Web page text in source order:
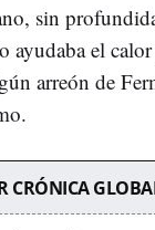
sin
ayudaba el
arreón de
CRÓNICA